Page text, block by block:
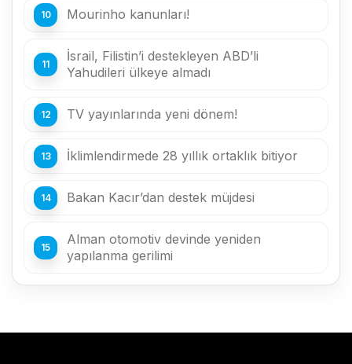
Mourinho kanunları!
İsrail, Filistin’i destekleyen ABD’li
Yahudileri ülkeye almadı
TV yayınlarında yeni dönem!
İklimlendirmede 28 yıllık ortaklık bitiyor
Bakan Kacır’dan destek müjdesi
Alman otomotiv devinde yeniden
yapılanma gerilimi